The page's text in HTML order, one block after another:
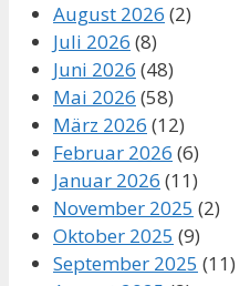
August 2026 (2)
Juli 2026 (8)
Juni 2026 (48)
Mai 2026 (58)
März 2026 (12)
Februar 2026 (6)
Januar 2026 (11)
November 2025 (2)
Oktober 2025 (9)
September 2025 (11)